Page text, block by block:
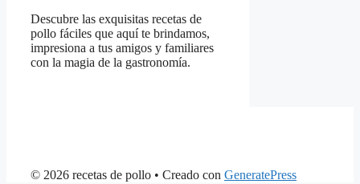
Descubre las exquisitas recetas de
pollo fáciles que aquí te brindamos,
impresiona a tus amigos y familiares
con la magia de la gastronomía.
© 2026 recetas de pollo • Creado con GeneratePress